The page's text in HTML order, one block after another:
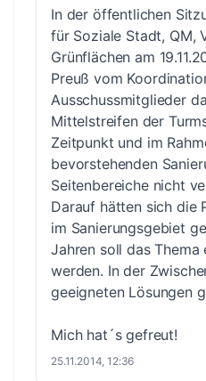
In der öffentlichen
für Soziale Stadt, QM,
Grünflächen am
Preuß vom
Ausschussmitglieder
Mittelstreifen der
Zeitpunkt und im
bevorstehenden
Seitenbereiche nicht
Darauf hätten sich die
im Sanierungsgebiet
Jahren soll das Thema
werden. In der
geeigneten Lösungen
Mich hat´s gefreut!
25.11.2014, 12:36